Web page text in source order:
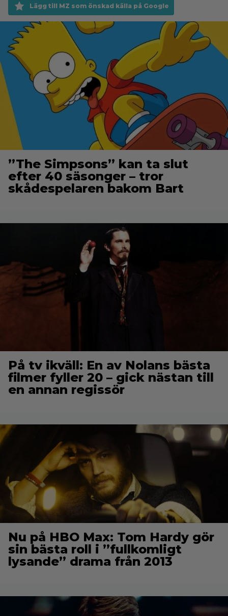
Lägg till MZ som önskad källa på Google
”The Simpsons” kan ta slut
efter 40 säsonger – tror
skådespelaren bakom Bart
På tv ikväll: En av Nolans bästa
filmer fyller 20 – gick nästan till
en annan regissör
Nu på HBO Max: Tom Hardy gör
sin bästa roll i ”fullkomligt
lysande” drama från 2013